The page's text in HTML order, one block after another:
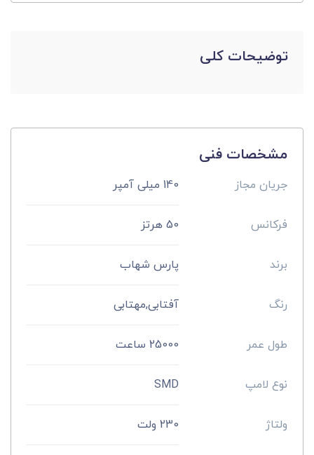
توضیحات کلی
مشخصات فنی
جریان مجاز 140 میلی آمپر
فرکانس 50 هرتز
برند پارس شهاب
رنگ آفتابی,مهتابی
طول عمر 25000 ساعت
نوع لامپ SMD
ولتاژ 230 ولت